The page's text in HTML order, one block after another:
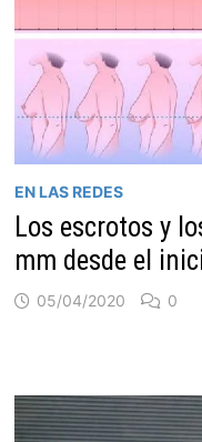
EN LAS REDES
Los escrotos y
mm desde el
05/04/2020 0